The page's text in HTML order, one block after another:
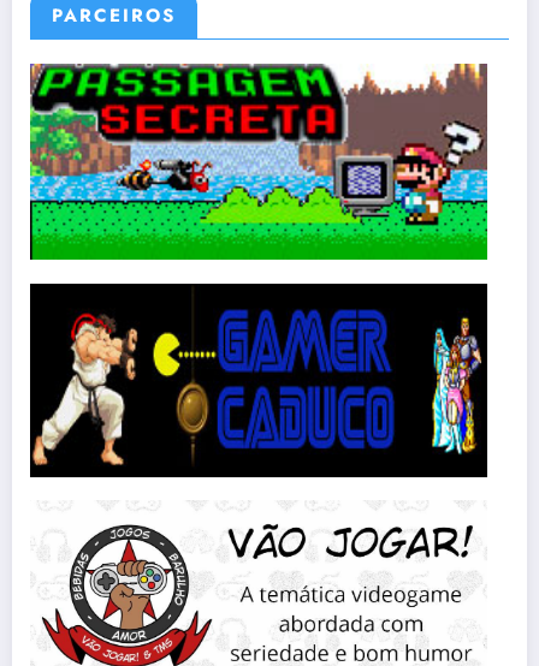
PARCEIROS